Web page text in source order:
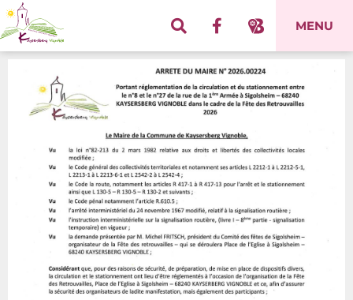
MENU
Panneau de gestion des cookies